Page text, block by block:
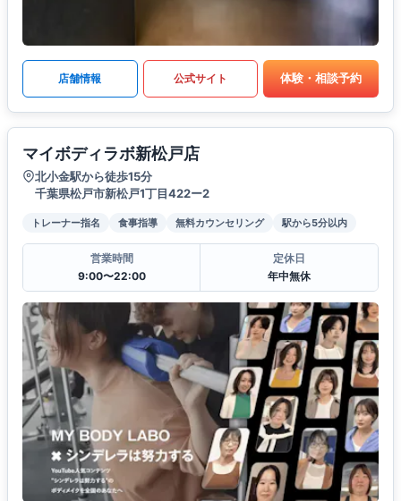
店舗情報 公式サイト 体験・相談予約
マイボディラボ新松戸店
北小金駅から徒歩15分
千葉県松戸市新松戸1丁目422ー2
トレーナー指名 食事指導 無料カウンセリング 駅から5分以内
営業時間
9:00〜22:00
定休日
年中無休